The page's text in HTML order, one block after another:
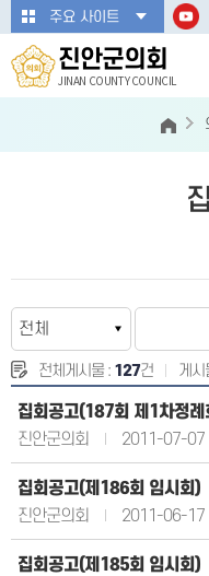
본문바로가기
주요 사이트
진안군의회
JINAN COUNTY COUNCIL
전체게시물 : 127건 게시
집회공고(187회 제1차정례
진안군의회
2011-07-07
집회공고(제186회 임시회)
진안군의회
2011-06-17
집회공고(제185회 임시회)